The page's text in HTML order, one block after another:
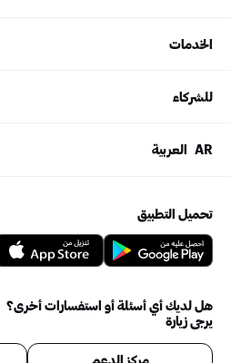
الخدمات
للشركاء
AR العربية
تحميل التطبيق
هل لديك أي أسئلة أو استفسارات أخرى؟
يرجى زيارة
مركز الدعم